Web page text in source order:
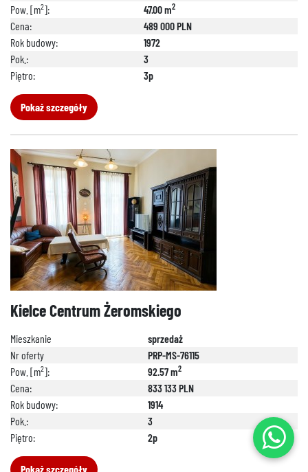
Pow. [m2]: 47.00 m2
Cena:
489 000 PLN
Rok budowy:
1972
Pok.:
3
Piętro:
3p
Pokaż szczegóły
Kielce Centrum Żeromskiego
Mieszkanie
sprzedaż
Nr oferty
PRP-MS-76115
Pow. [m2]: 92.57 m2
Cena:
833 133 PLN
Rok budowy:
1914
Pok.:
3
Piętro:
2p
Pokaż szczegóły